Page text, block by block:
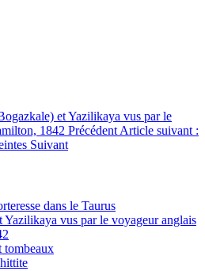
et Yazilikaya vus par le
1842 Précédent Article suivant :
Suivant
dans le Taurus
Yazilikaya vus par le voyageur anglais
tombeaux